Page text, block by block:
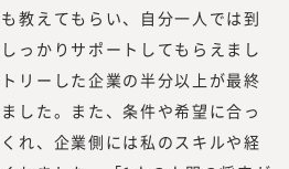
教えてもらい、自分一人では到
っかりサポートしてもらえまし
リーした企業の半分以上が最終
した。また、条件や希望に合っ
れ、企業側には私のスキルや経